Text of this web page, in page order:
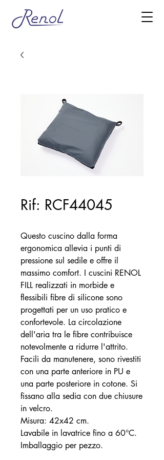
Rif: RCF44045
Questo cuscino dalla forma
ergonomica allevia i punti di
pressione sul sedile e offre il
massimo comfort. I cuscini RENOL
FILL realizzati in morbide e
flessibili fibre di silicone sono
progettati per un uso pratico e
confortevole. La circolazione
dell'aria tra le fibre contribuisce
notevolmente a ridurre l'attrito.
Facili da manutenere, sono rivestiti
con una parte anteriore in PU e
una parte posteriore in cotone. Si
fissano alla sedia con due chiusure
in velcro.
Misura: 42x42 cm.
Lavabile in lavatrice fino a 60°C.
Imballaggio per pezzo.